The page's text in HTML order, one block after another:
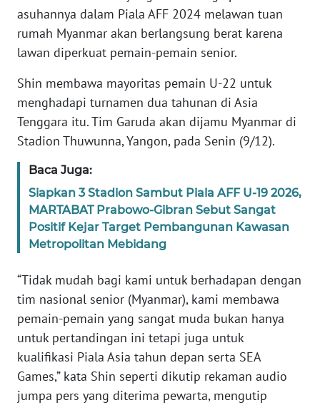
asuhannya dalam Piala AFF 2024 melawan tuan
rumah Myanmar akan berlangsung berat karena
lawan diperkuat pemain-pemain senior.
Shin membawa mayoritas pemain U-22 untuk
menghadapi turnamen dua tahunan di Asia
Tenggara itu. Tim Garuda akan dijamu Myanmar di
Stadion Thuwunna, Yangon, pada Senin (9/12).
Baca Juga:
Siapkan 3 Stadion Sambut Piala AFF U-19 2026,
MARTABAT Prabowo-Gibran Sebut Sangat
Positif Kejar Target Pembangunan Kawasan
Metropolitan Mebidang
“Tidak mudah bagi kami untuk berhadapan dengan
tim nasional senior (Myanmar), kami membawa
pemain-pemain yang sangat muda bukan hanya
untuk pertandingan ini tetapi juga untuk
kualifikasi Piala Asia tahun depan serta SEA
Games,” kata Shin seperti dikutip rekaman audio
jumpa pers yang diterima pewarta, mengutip
INDEKS
KONTAK
KAMI
INFO
TENTANG
KAMI
PEDOMAN
SIBER
DISCLAIMER